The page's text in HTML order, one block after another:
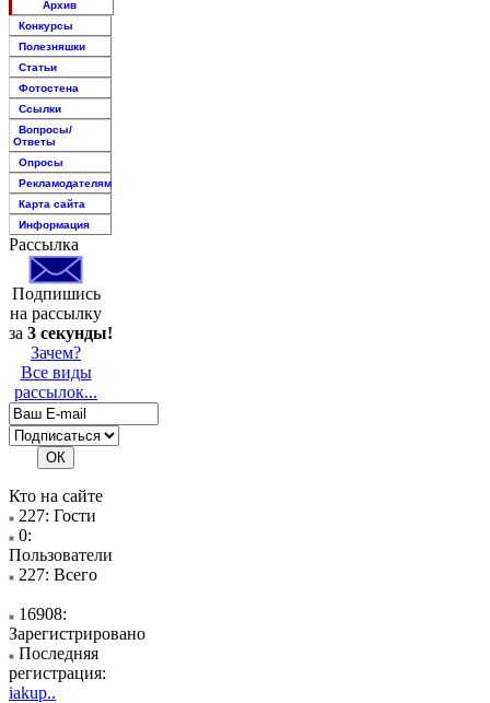
Архив
Конкурсы
Полезняшки
Статьи
Фотостена
Ссылки
Вопросы/
Ответы
Опросы
Рекламодателям
Карта сайта
Информация
Рассылка
Подпишись
на рассылку
за 3 секунды!
Зачем?
Все виды
рассылок...
Кто на сайте
227: Гости
0:
Пользователи
227: Всего
16908:
Зарегистрировано
Последняя
регистрация:
iakup..